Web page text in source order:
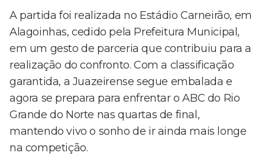
A partida foi realizada no Estádio Carneirão, em
Alagoinhas, cedido pela Prefeitura Municipal,
em um gesto de parceria que contribuiu para a
realização do confronto. Com a classificação
garantida, a Juazeirense segue embalada e
agora se prepara para enfrentar o ABC do Rio
Grande do Norte nas quartas de final,
mantendo vivo o sonho de ir ainda mais longe
na competição.